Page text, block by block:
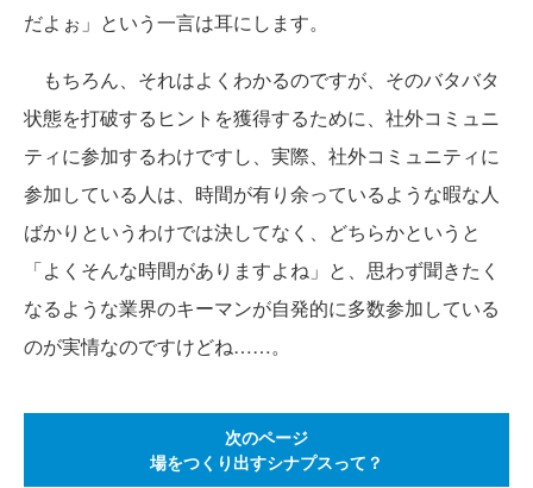
だよぉ」という一言は耳にします。
もちろん、それはよくわかるのですが、そのバタバタ
状態を打破するヒントを獲得するために、社外コミュニ
ティに参加するわけですし、実際、社外コミュニティに
参加している人は、時間が有り余っているような暇な人
ばかりというわけでは決してなく、どちらかというと
「よくそんな時間がありますよね」と、思わず聞きたく
なるような業界のキーマンが自発的に多数参加している
のが実情なのですけどね……。
次のページ
場をつくり出すシナプスって？